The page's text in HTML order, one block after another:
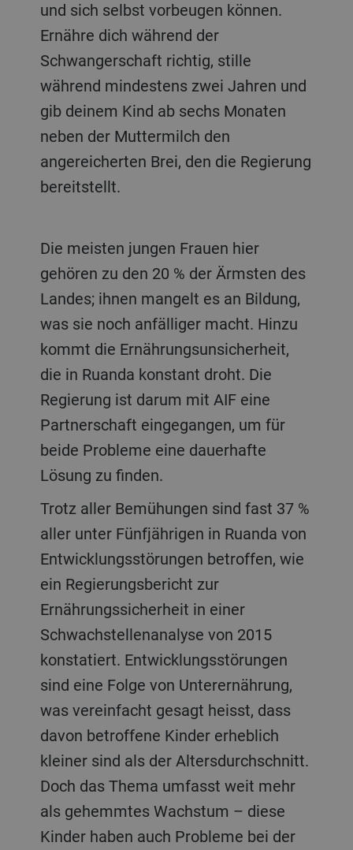
und sich selbst vorbeugen können.
Ernähre dich während der
Schwangerschaft richtig, stille
während mindestens zwei Jahren und
gib deinem Kind ab sechs Monaten
neben der Muttermilch den
angereicherten Brei, den die Regierung
bereitstellt.
Die meisten jungen Frauen hier
gehören zu den 20 % der Ärmsten des
Landes; ihnen mangelt es an Bildung,
was sie noch anfälliger macht. Hinzu
kommt die Ernährungsunsicherheit,
die in Ruanda konstant droht. Die
Regierung ist darum mit AIF eine
Partnerschaft eingegangen, um für
beide Probleme eine dauerhafte
Lösung zu finden.
Trotz aller Bemühungen sind fast 37 %
aller unter Fünfjährigen in Ruanda von
Entwicklungsstörungen betroffen, wie
ein Regierungsbericht zur
Ernährungssicherheit in einer
Schwachstellenanalyse von 2015
konstatiert. Entwicklungsstörungen
sind eine Folge von Unterernährung,
was vereinfacht gesagt heisst, dass
davon betroffene Kinder erheblich
kleiner sind als der Altersdurchschnitt.
Doch das Thema umfasst weit mehr
als gehemmtes Wachstum – diese
Kinder haben auch Probleme bei der